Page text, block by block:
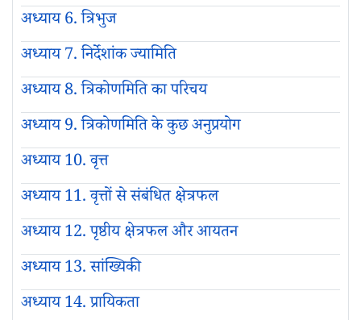
अध्याय 6. त्रिभुज
अध्याय 7. निर्देशांक ज्यामिति
अध्याय 8. त्रिकोणमिति का परिचय
अध्याय 9. त्रिकोणमिति के कुछ अनुप्रयोग
अध्याय 10. वृत्त
अध्याय 11. वृत्तों से संबंधित क्षेत्रफल
अध्याय 12. पृष्ठीय क्षेत्रफल और आयतन
अध्याय 13. सांख्यिकी
अध्याय 14. प्रायिकता